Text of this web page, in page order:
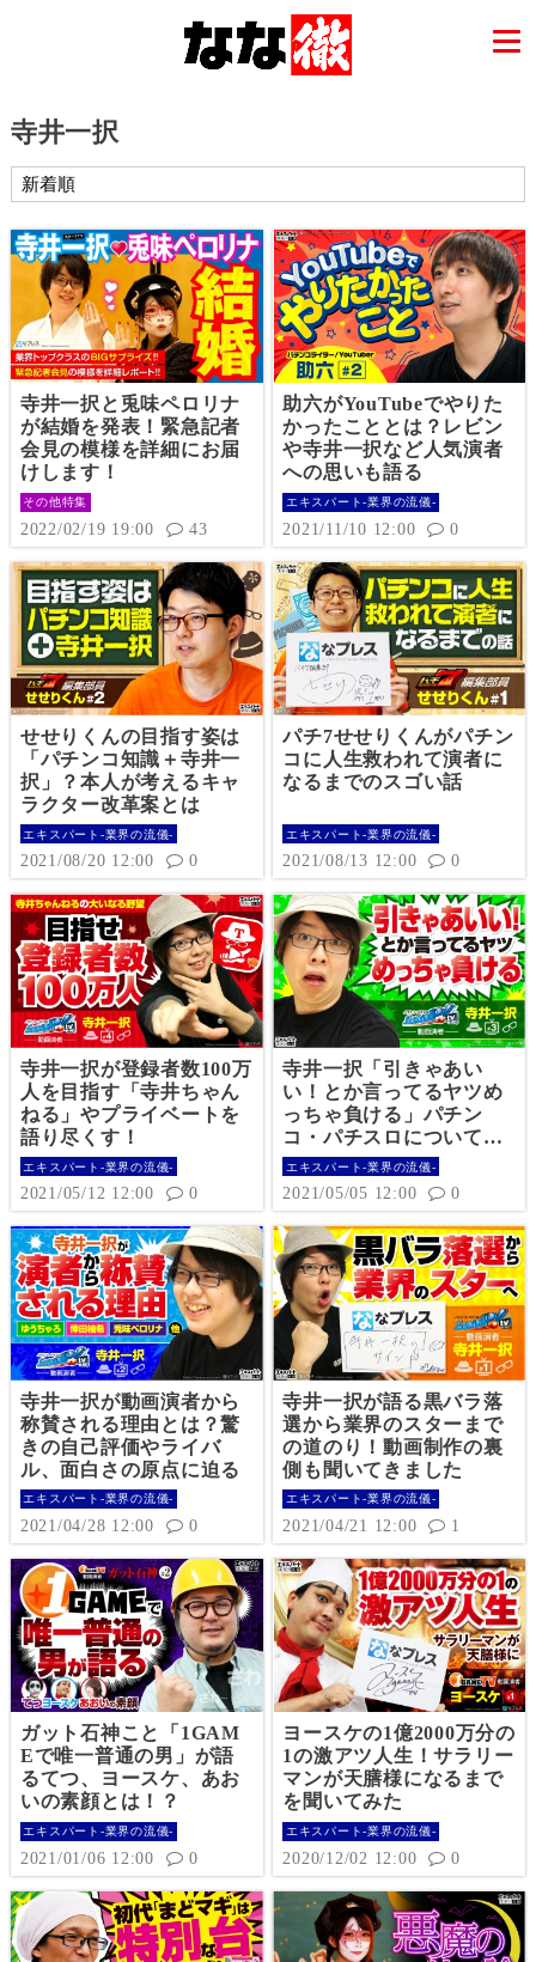
寺井一択
寺井一択と兎味ペロリナ
が結婚を発表！緊急記者
会見の模様を詳細にお届
けします！
その他特集
2022/02/19 19:00 43
助六がYouTubeでやりた
かったこととは？レビン
や寺井一択など人気演者
への思いも語る
エキスパート-業界の流儀-
2021/11/10 12:00 0
せせりくんの目指す姿は
「パチンコ知識＋寺井一
択」？本人が考えるキャ
ラクター改革案とは
エキスパート-業界の流儀-
2021/08/20 12:00 0
パチ7せせりくんがパチン
コに人生救われて演者に
なるまでのスゴい話
エキスパート-業界の流儀-
2021/08/13 12:00 0
寺井一択が登録者数100万
人を目指す「寺井ちゃん
ねる」やプライベートを
語り尽くす！
エキスパート-業界の流儀-
2021/05/12 12:00 0
寺井一択「引きゃあい
い！とか言ってるヤツめ
っちゃ負ける」パチン
コ・パチスロについて聞
いてみた
エキスパート-業界の流儀-
2021/05/05 12:00 0
寺井一択が動画演者から
称賛される理由とは？驚
きの自己評価やライバ
ル、面白さの原点に迫る
エキスパート-業界の流儀-
2021/04/28 12:00 0
寺井一択が語る黒バラ落
選から業界のスターまで
の道のり！動画制作の裏
側も聞いてきました
エキスパート-業界の流儀-
2021/04/21 12:00 1
ガット石神こと「1GAM
Eで唯一普通の男」が語
るてつ、ヨースケ、あお
いの素顔とは！？
エキスパート-業界の流儀-
2021/01/06 12:00 0
ヨースケの1億2000万分の
1の激アツ人生！サラリー
マンが天膳様になるまで
を聞いてみた
エキスパート-業界の流儀-
2020/12/02 12:00 0